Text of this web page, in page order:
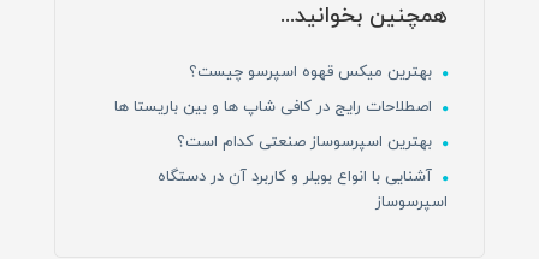
همچنین بخوانید...
بهترین میکس قهوه اسپرسو چیست؟
اصطلاحات رایج در کافی شاپ ها و بین باریستا ها
بهترین اسپرسوساز صنعتی کدام است؟
آشنایی با انواع بویلر و کاربرد آن در دستگاه
اسپرسوساز